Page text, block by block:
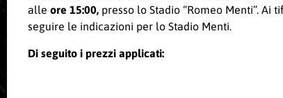
alle ore 15:00, presso lo Stadio “Romeo Menti”. Ai
seguire le indicazioni per lo Stadio Menti.
Di seguito i prezzi applicati: